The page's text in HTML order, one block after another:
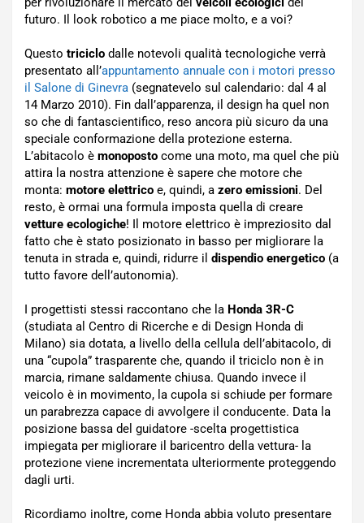
futuro. Il look robotico a me piace molto, e a voi?
Questo triciclo dalle notevoli qualità tecnologiche verrà
presentato all’appuntamento annuale con i motori presso
il Salone di Ginevra (segnatevelo sul calendario: dal 4 al
14 Marzo 2010). Fin dall’apparenza, il design ha quel non
so che di fantascientifico, reso ancora più sicuro da una
speciale conformazione della protezione esterna.
L’abitacolo è monoposto come una moto, ma quel che più
attira la nostra attenzione è sapere che motore che
monta: motore elettrico e, quindi, a zero emissioni. Del
resto, è ormai una formula imposta quella di creare
vetture ecologiche! Il motore elettrico è impreziosito dal
fatto che è stato posizionato in basso per migliorare la
tenuta in strada e, quindi, ridurre il dispendio energetico (a
tutto favore dell’autonomia).
I progettisti stessi raccontano che la Honda 3R-C
(studiata al Centro di Ricerche e di Design Honda di
Milano) sia dotata, a livello della cellula dell’abitacolo, di
una “cupola” trasparente che, quando il triciclo non è in
marcia, rimane saldamente chiusa. Quando invece il
veicolo è in movimento, la cupola si schiude per formare
un parabrezza capace di avvolgere il conducente. Data la
posizione bassa del guidatore -scelta progettistica
impiegata per migliorare il baricentro della vettura- la
protezione viene incrementata ulteriormente proteggendo
dagli urti.
Ricordiamo inoltre, come Honda abbia voluto presentare